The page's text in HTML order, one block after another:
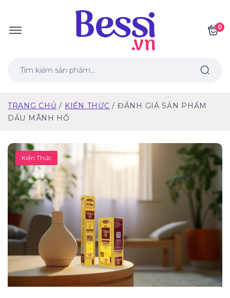
0
TRANG CHỦ KIẾN THỨC
ĐÁNH GIÁ SẢN PHẨM
DẦU MÃNH HỔ
Kiến Thức